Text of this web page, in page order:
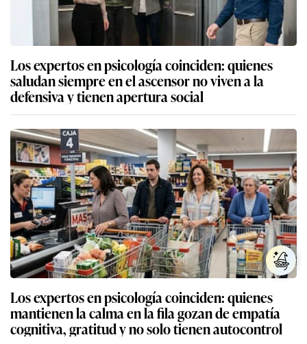
Los expertos en psicología coinciden: quienes
saludan siempre en el ascensor no viven a la
defensiva y tienen apertura social
Los expertos en psicología coinciden: quienes
mantienen la calma en la fila gozan de empatía
cognitiva, gratitud y no solo tienen autocontrol